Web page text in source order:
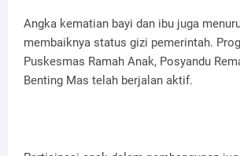
Angka kematian bayi dan ibu juga
membaiknya status gizi pemerintah.
Puskesmas Ramah Anak, Posyandu
Benting Mas telah berjalan aktif.